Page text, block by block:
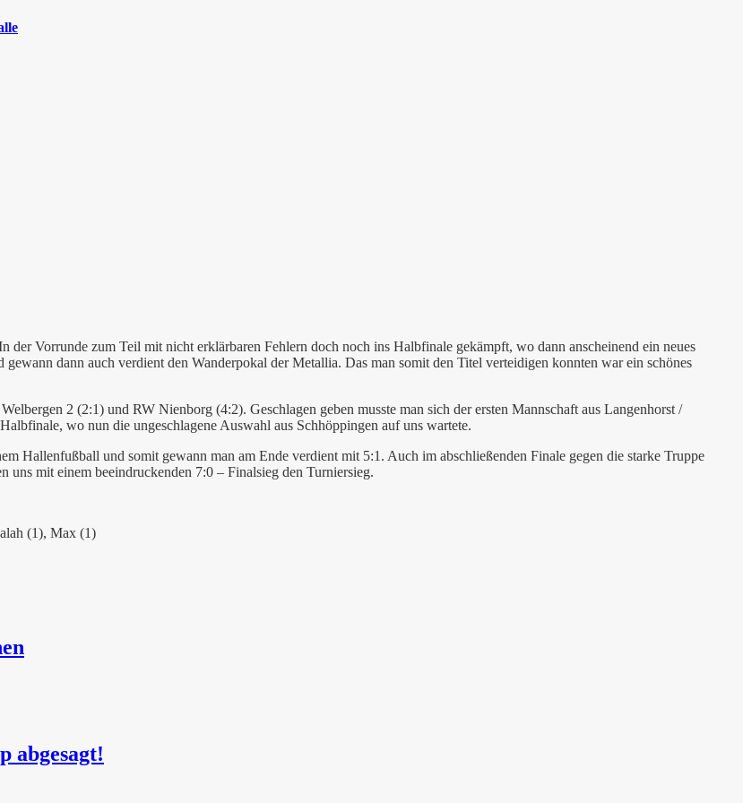
Vorrunde zum Teil mit nicht erklärbaren Fehlern doch noch ins Halbfinale gekämpft, wo dann anscheinend ein neues
dann auch verdient den Wanderpokal der Metallia. Das man somit den Titel verteidigen konnten war ein schönes
2 (2:1) und RW Nienborg (4:2). Geschlagen geben musste man sich der ersten Mannschaft aus Langenhorst /
wo nun die ungeschlagene Auswahl aus Schhöppingen auf uns wartete.
Hallenfußball und somit gewann man am Ende verdient mit 5:1. Auch im abschließenden Finale gegen die starke Truppe
mit einem beeindruckenden 7:0 – Finalsieg den Turniersieg.
(1), Max (1)
abgesagt!